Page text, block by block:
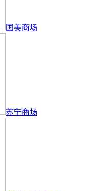
国美商场
苏宁商场